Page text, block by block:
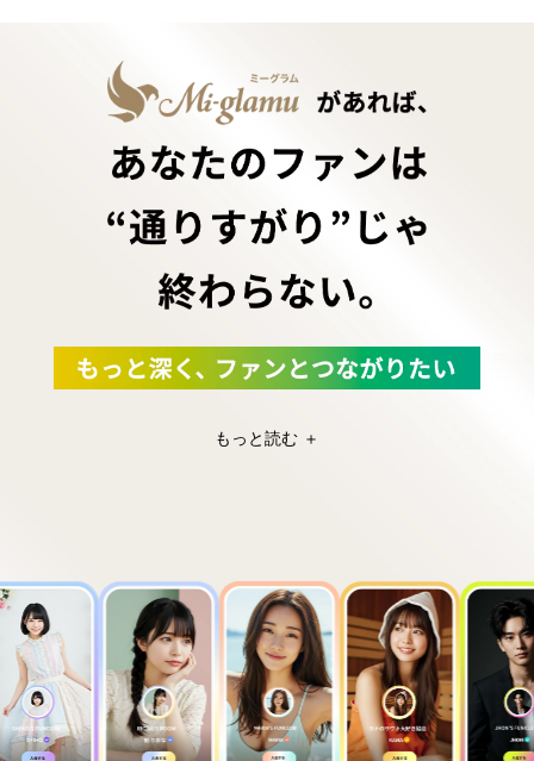
もっと読む ＋